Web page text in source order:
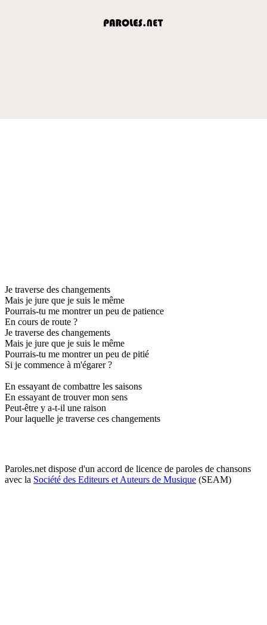
Je traverse des changements
Mais je jure que je suis le même
Pourrais-tu me montrer un peu de patience
En cours de route ?
Je traverse des changements
Mais je jure que je suis le même
Pourrais-tu me montrer un peu de pitié
Si je commence à m'égarer ?
En essayant de combattre les saisons
En essayant de trouver mon sens
Peut-être y a-t-il une raison
Pour laquelle je traverse ces changements
Paroles.net dispose d'un accord de licence de paroles de chansons
avec la Société des Editeurs et Auteurs de Musique (SEAM)